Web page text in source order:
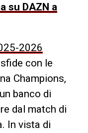
su DAZN a
2026
con le
Champions,
banco di
dal match di
In vista di